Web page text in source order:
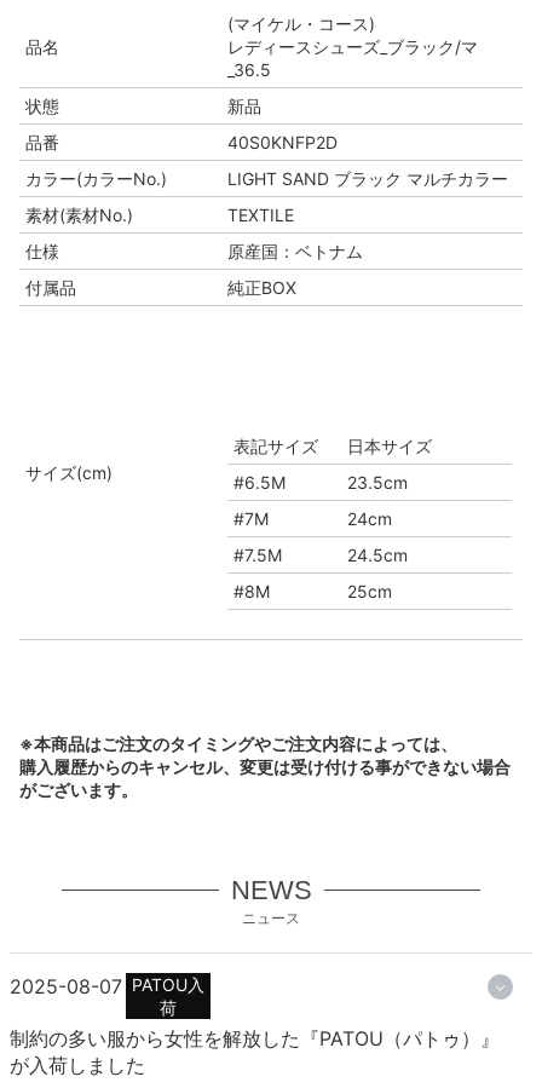
品名
(マイケル・コース)
レディースシューズ_ブラック/マ
_36.5
状態
新品
品番
40S0KNFP2D
カラー(カラーNo.)
LIGHT SAND ブラック マルチカラー
素材(素材No.)
TEXTILE
仕様
原産国：ベトナム
付属品
純正BOX
サイズ(cm)
表記サイズ
日本サイズ
#6.5M
23.5cm
#7M
24cm
#7.5M
24.5cm
#8M
25cm
※本商品はご注文のタイミングやご注文内容によっては、
購入履歴からのキャンセル、変更は受け付ける事ができない場合
がございます。
NEWS
ニュース
2025-08-07 PATOU入
荷
制約の多い服から女性を解放した『PATOU（パトゥ）』
が入荷しました